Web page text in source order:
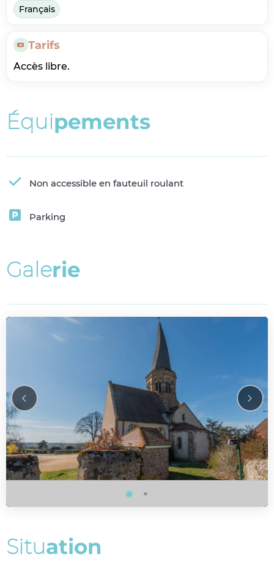
Français
Tarifs
Accès libre.
Équipements
Non accessible en fauteuil roulant
Parking
Galerie
Situation